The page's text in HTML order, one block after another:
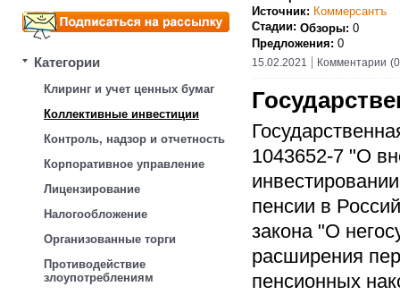
Категории
Клиринг и учет ценных бумаг
Коллективные инвестиции
Контроль, надзор и отчетность
Корпоративное управление
Лицензирование
Налогообложение
Организованные торги
Противодействие
злоупотреблениям
Источник: Коммерсантъ
Стадии: Обзоры: 0
Предложения: 0
15.02.2021 Комментарии
1043652-7 "О
пенсии в
закона "О
расширения
пенсионных